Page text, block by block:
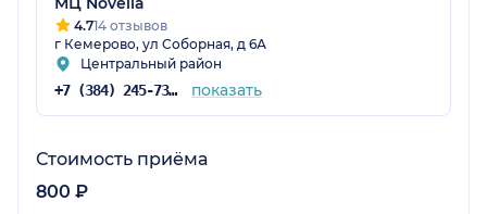
4.714 отзывов
г Кемерово, ул Соборная, д 6А
Центральный район
+7 (384) 245-73-07 показать
Стоимость приёма
800 ₽